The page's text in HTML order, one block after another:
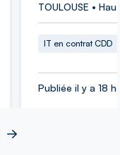
TOULOUSE •
IT en contrat CDD
Publiée il y a 18